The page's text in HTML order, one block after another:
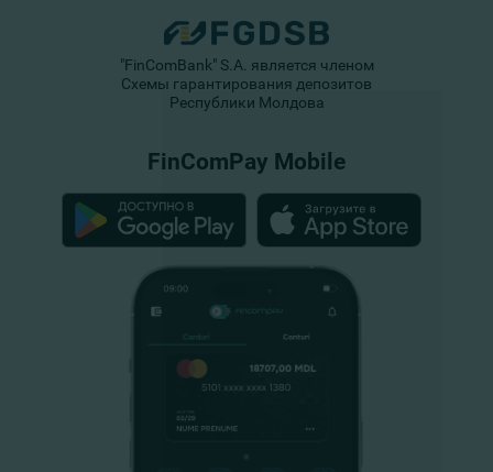
"FinComBank" S.A. является членом
Схемы гарантирования депозитов
Республики Молдова
FinComPay Mobile